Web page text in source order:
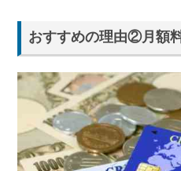
2.1.
テザ
リン
グ機
能を
よく
使う
人
おすすめの理由②月額